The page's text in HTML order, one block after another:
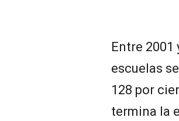
Entre 2001
escuelas
128 por
termina la